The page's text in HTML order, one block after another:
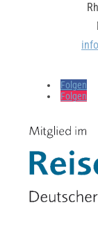
Folgen
Folgen